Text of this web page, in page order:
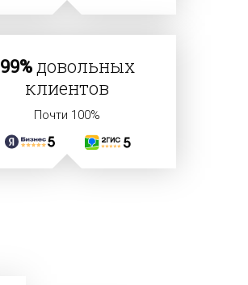
99%довольных
клиентов
Почти 100%